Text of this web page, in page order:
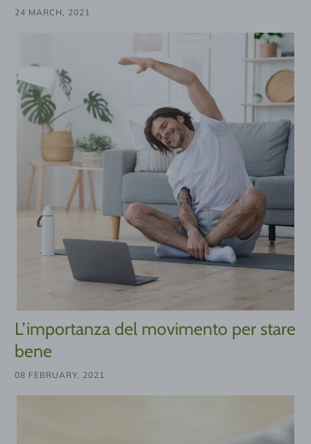
24 MARCH, 2021
L’importanza del movimento per stare
bene
08 FEBRUARY, 2021